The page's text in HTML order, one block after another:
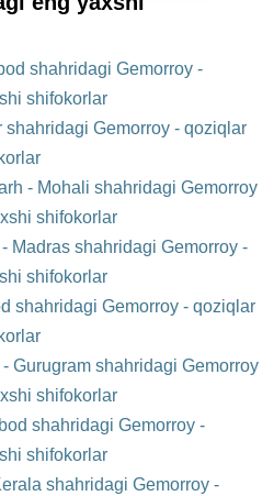
shahridagi Gemorroy -
shifokorlar
Gemorroy - qoziqlar
- Mohali shahridagi Gemorroy
shifokorlar
Madras shahridagi Gemorroy -
shifokorlar
shahridagi Gemorroy - qoziqlar
Gurugram shahridagi Gemorroy
shifokorlar
shahridagi Gemorroy -
shifokorlar
shahridagi Gemorroy -